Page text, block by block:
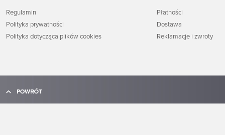
Regulamin
Polityka prywatności
Polityka dotycząca plików cookies
Płatności
Dostawa
Reklamacje i zwroty